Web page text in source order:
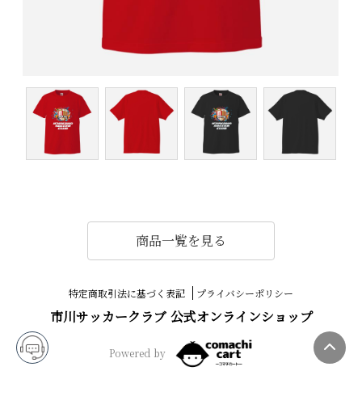
商品一覧を見る
特定商取引法に基づく表記 プライバシーポリシー
市川サッカークラブ 公式オンラインショップ
Powered by